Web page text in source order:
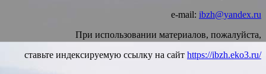
e-mail: ibzh@yandex.ru
При использовании материалов, пожалуйста,
ставьте индексируемую ссылку на сайт https://ibzh.eko3.ru/